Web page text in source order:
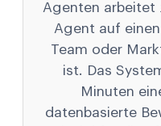
Agenten arbeitet
Agent auf
Team oder
ist. Das
Minuten
datenbasierte